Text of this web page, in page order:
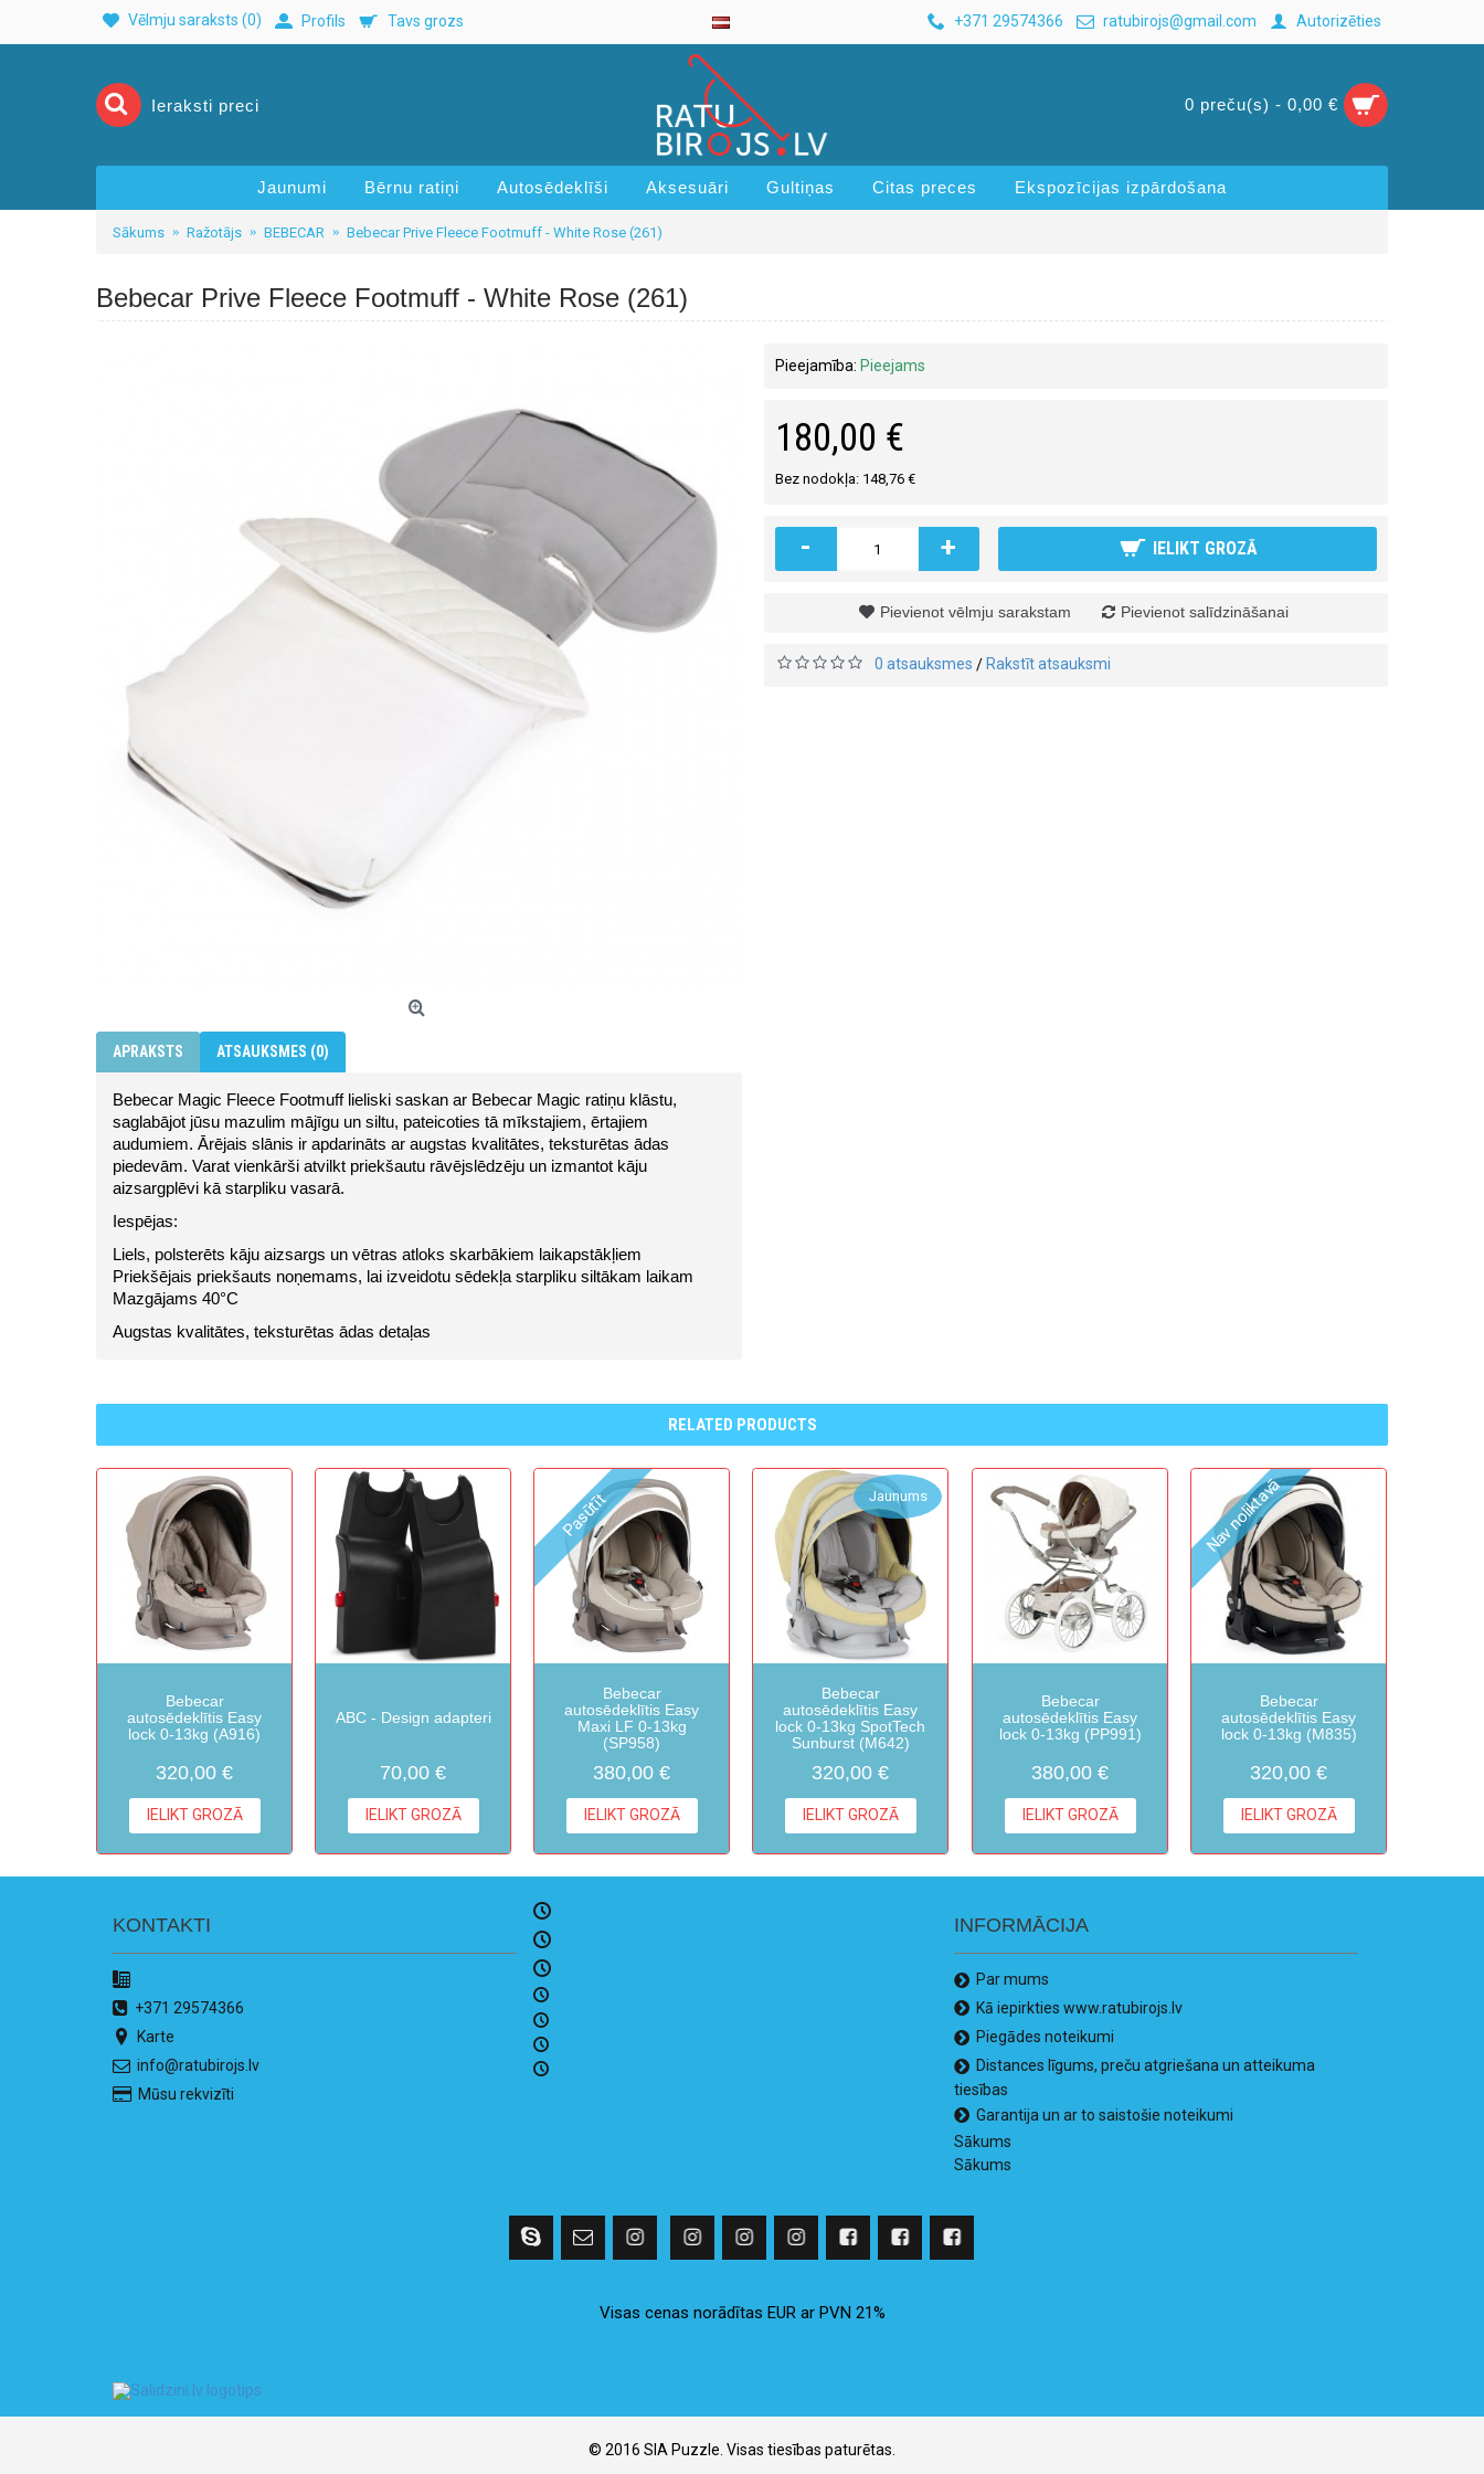
Vēlmju saraksts (0) Profils Tavs grozs +371 29574366 ratubirojs@gmail.com Autorizēties
0 preču(s) - 0,00 €
Jaunumi Bērnu ratiņi Autosēdeklīši Aksesuāri Gultiņas Citas preces Ekspozīcijas izpārdošana
Sākums Ražotājs BEBECAR Bebecar Prive Fleece Footmuff - White Rose (261)
Bebecar Prive Fleece Footmuff - White Rose (261)
APRAKSTS ATSAUKSMES (0)
Bebecar Magic Fleece Footmuff lieliski saskan ar Bebecar Magic ratiņu klāstu,
saglabājot jūsu mazulim mājīgu un siltu, pateicoties tā mīkstajiem, ērtajiem
audumiem. Ārējais slānis ir apdarināts ar augstas kvalitātes, teksturētas ādas
piedevām. Varat vienkārši atvilkt priekšautu rāvējslēdzēju un izmantot kāju
aizsargplēvi kā starpliku vasarā.
Iespējas:
Liels, polsterēts kāju aizsargs un vētras atloks skarbākiem laikapstākļiem
Priekšējais priekšauts noņemams, lai izveidotu sēdekļa starpliku siltākam laikam
Mazgājams 40°C
Augstas kvalitātes, teksturētas ādas detaļas
Pieejamība: Pieejams
180,00 €
Bez nodokļa: 148,76 €
- + IELIKT GROZĀ
Pievienot vēlmju sarakstam Pievienot salīdzināšanai
0 atsauksmes / Rakstīt atsauksmi
RELATED PRODUCTS
Bebecar
autosēdeklītis Easy
lock 0-13kg (A916)
320,00 €
IELIKT GROZĀ
ABC - Design adapteri
70,00 €
IELIKT GROZĀ
Pasūtīt
Bebecar
autosēdeklītis Easy
Maxi LF 0-13kg
(SP958)
380,00 €
IELIKT GROZĀ
Jaunums
Bebecar
autosēdeklītis Easy
lock 0-13kg SpotTech
Sunburst (M642)
320,00 €
IELIKT GROZĀ
Bebecar
autosēdeklītis Easy
lock 0-13kg (PP991)
380,00 €
IELIKT GROZĀ
Nav noliktavā
Bebecar
autosēdeklītis Easy
lock 0-13kg (M835)
320,00 €
IELIKT GROZĀ
KONTAKTI
+371 29574366
Karte
info@ratubirojs.lv
Mūsu rekvizīti
INFORMĀCIJA
Par mums
Kā iepirkties www.ratubirojs.lv
Piegādes noteikumi
Distances līgums, preču atgriešana un atteikuma
tiesības
Garantija un ar to saistošie noteikumi
Sākums
Sākums
Visas cenas norādītas EUR ar PVN 21%
© 2016 SIA Puzzle. Visas tiesības paturētas.